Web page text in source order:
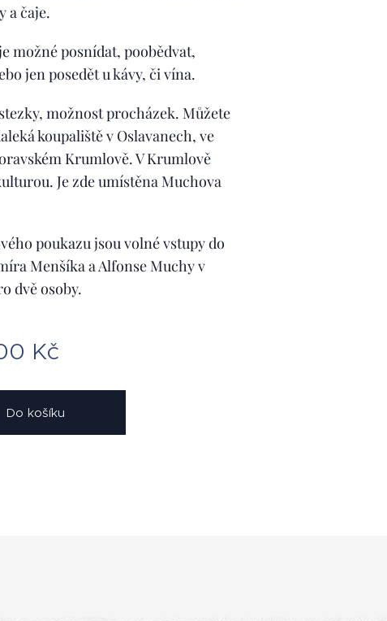
a čaje.
možné posnídat, poobědvat,
jen posedět u kávy, či vína.
možnost procházek. Můžete
koupaliště v Oslavanech, ve
Krumlově. V Krumlově
Je zde umístěna Muchova
poukazu jsou volné vstupy do
Menšíka a Alfonse Muchy v
dvě osoby.
Kč
Do košíku